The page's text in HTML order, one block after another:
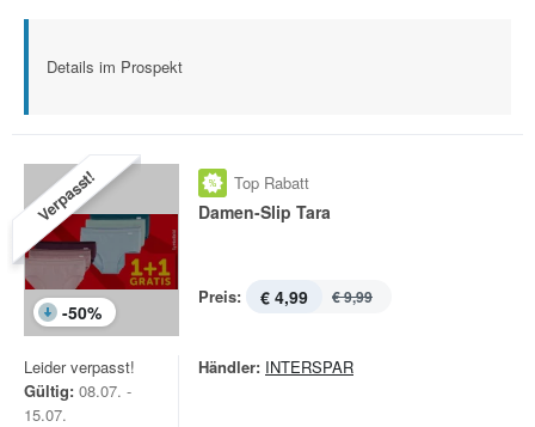
Details im Prospekt
Verpasst!
-50%
Top Rabatt
Damen-Slip Tara
Preis: € 4,99 € 9,99
Leider verpasst!
Gültig: 08.07. -
15.07.
Händler: INTERSPAR